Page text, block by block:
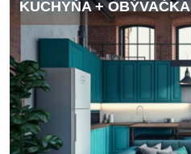
KUCHYŇA + OBÝVAČKA